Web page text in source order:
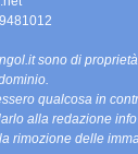
sono di
qualcosa in
alla redazione
rimozione delle